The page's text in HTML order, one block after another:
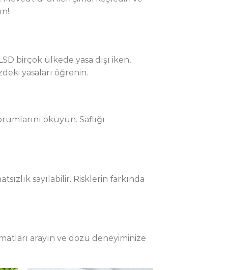
birçok ülkede yasa dışı iken,
yasaları öğrenin.
okuyun. Saflığı
sayılabilir. Risklerin farkında
arayın ve dozu deneyiminize